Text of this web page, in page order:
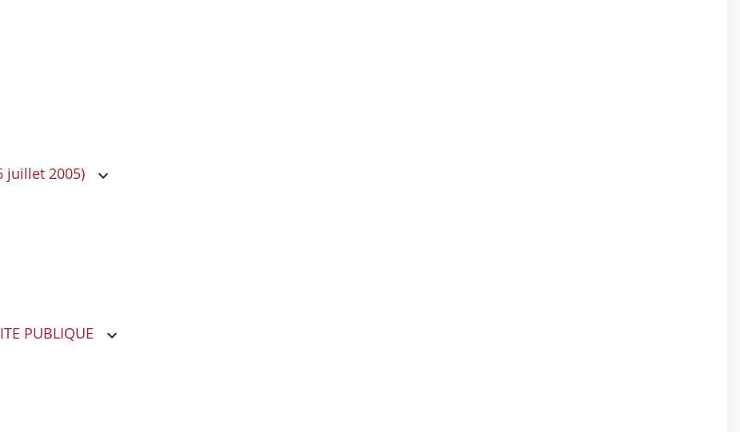
juillet 2005)
PUBLIQUE